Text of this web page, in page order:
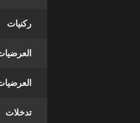
ركنيات
تدخلات